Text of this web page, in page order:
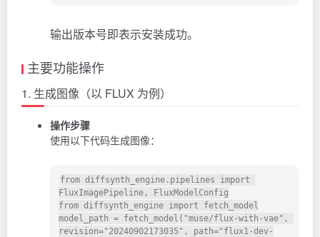
输出版本号即表示安装成功。
主要功能操作
1. 生成图像（以 FLUX 为例）
操作步骤
使用以下代码生成图像：
from diffsynth_engine.pipelines import
FluxImagePipeline, FluxModelConfig
from diffsynth_engine import fetch_model
model_path = fetch_model("muse/flux-with-vae",
revision="20240902173035", path="flux1-dev-